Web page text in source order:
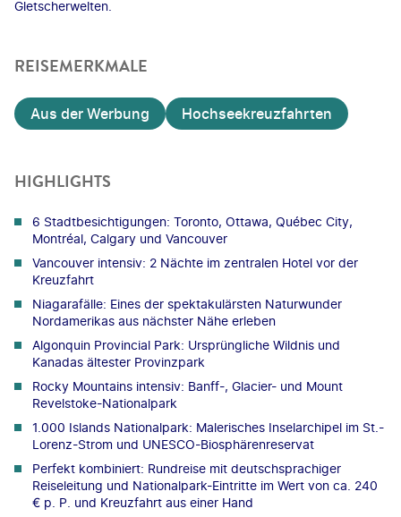
Gletscherwelten.
REISEMERKMALE
Aus der Werbung Hochseekreuzfahrten
HIGHLIGHTS
6 Stadtbesichtigungen: Toronto, Ottawa, Québec City,
Montréal, Calgary und Vancouver
Vancouver intensiv: 2 Nächte im zentralen Hotel vor der
Kreuzfahrt
Niagarafälle: Eines der spektakulärsten Naturwunder
Nordamerikas aus nächster Nähe erleben
Algonquin Provincial Park: Ursprüngliche Wildnis und
Kanadas ältester Provinzpark
Rocky Mountains intensiv: Banff-, Glacier- und Mount
Revelstoke-Nationalpark
1.000 Islands Nationalpark: Malerisches Inselarchipel im St.-
Lorenz-Strom und UNESCO-Biosphärenreservat
Perfekt kombiniert: Rundreise mit deutschsprachiger
Reiseleitung und Nationalpark-Eintritte im Wert von ca. 240
€ p. P. und Kreuzfahrt aus einer Hand